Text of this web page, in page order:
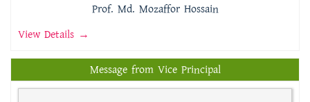
Prof. Md. Mozaffor Hossain
View Details →
Message from Vice Principal